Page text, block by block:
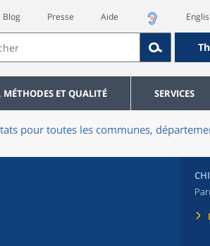
Blog Presse Aide
ET QUALITÉ SERVICES
pour toutes les communes,